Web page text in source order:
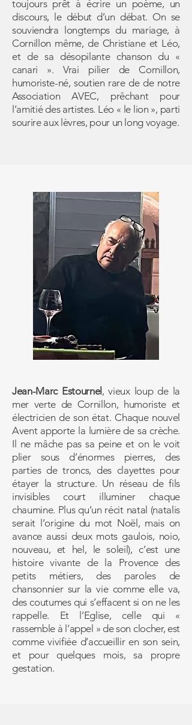
toujours prêt à écrire un poème, un
discours, le début d’un débat. On se
souviendra longtemps du mariage, à
Cornillon même, de Christiane et Léo,
et de sa désopilante chanson du «
canari ». Vrai pilier de Cornillon,
humoriste-né, soutien rare de de notre
Association AVEC, prêchant pour
l’amitié des artistes. Léo « le lion », parti
sourire aux lèvres, pour un long voyage.
Jean-Marc Estournel , vieux loup de la
mer verte de Cornillon, humoriste et
électricien de son état. Chaque nouvel
Avent apporte la lumière de sa crèche.
Il ne mâche pas sa peine et on le voit
plier sous d’énormes pierres, des
parties de troncs, des clayettes pour
étayer la structure. Un réseau de fils
invisibles court illuminer chaque
chaumine. Plus qu’un récit natal (natalis
serait l’origine du mot Noël, mais on
avance aussi deux mots gaulois, noio,
nouveau, et hel, le soleil), c’est une
histoire vivante de la Provence des
petits métiers, des paroles de
chansonnier sur la vie comme elle va,
des coutumes qui s’effacent si on ne les
rappelle. Et l’Eglise, celle qui «
rassemble à l’appel » de son clocher, est
comme vivifiée d’accueillir en son sein,
et pour quelques mois, sa propre
gestation.